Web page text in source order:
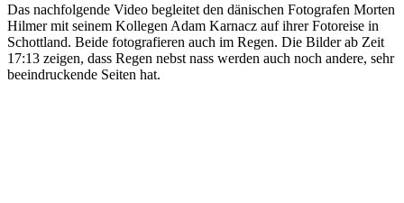
Das nachfolgende Video begleitet den dänischen Fotografen Morten
Hilmer mit seinem Kollegen Adam Karnacz auf ihrer Fotoreise in
Schottland. Beide fotografieren auch im Regen. Die Bilder ab Zeit
17:13 zeigen, dass Regen nebst nass werden auch noch andere, sehr
beeindruckende Seiten hat.